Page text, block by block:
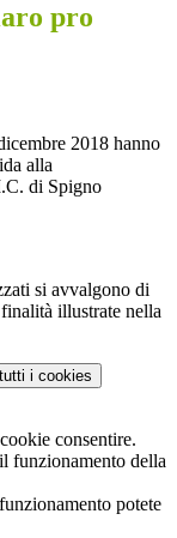
pro
2018 hanno
alla
di Spigno
si avvalgono di
illustrate nella
i cookies
consentire.
funzionamento della
potete